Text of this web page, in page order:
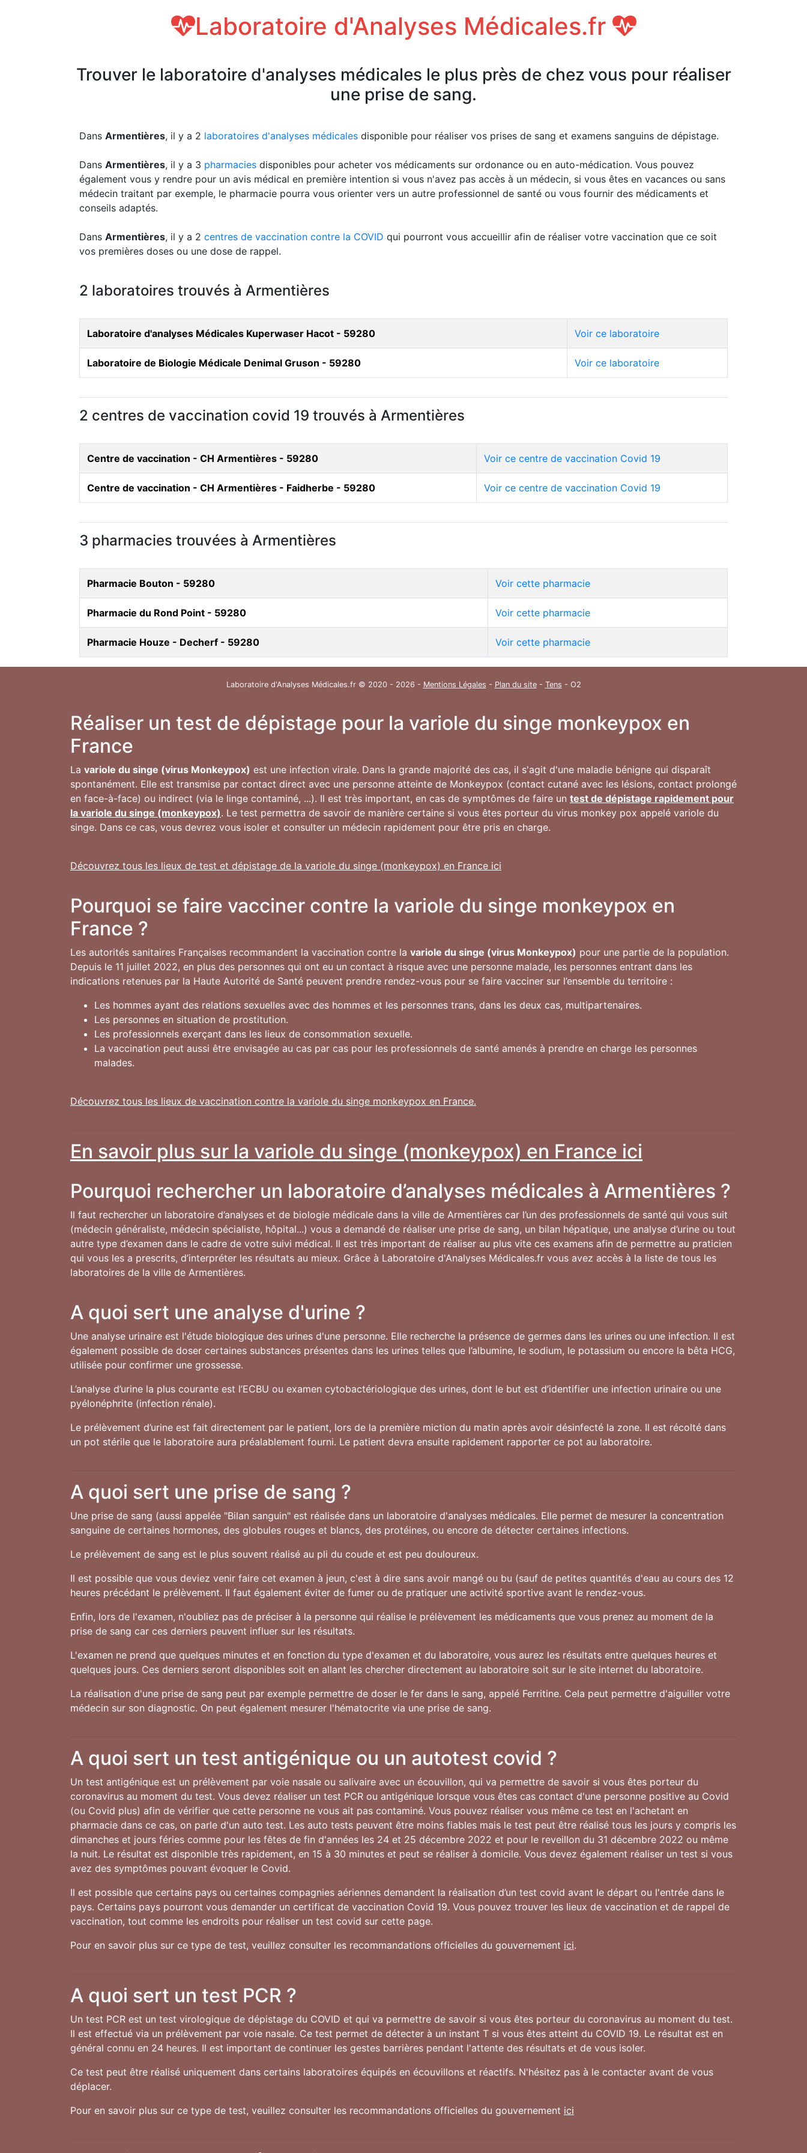
Laboratoire d'Analyses Médicales.fr
Trouver le laboratoire d'analyses médicales le plus près de chez vous pour réaliser
une prise de sang.
Dans Armentières, il y a 2 laboratoires d'analyses médicales disponible pour réaliser vos prises de sang et examens sanguins de dépistage.
Dans Armentières, il y a 3 pharmacies disponibles pour acheter vos médicaments sur ordonance ou en auto-médication. Vous pouvez
également vous y rendre pour un avis médical en première intention si vous n'avez pas accès à un médecin, si vous êtes en vacances ou sans
médecin traitant par exemple, le pharmacie pourra vous orienter vers un autre professionnel de santé ou vous fournir des médicaments et
conseils adaptés.
Dans Armentières, il y a 2 centres de vaccination contre la COVID qui pourront vous accueillir afin de réaliser votre vaccination que ce soit
vos premières doses ou une dose de rappel.
2 laboratoires trouvés à Armentières
Laboratoire d'analyses Médicales Kuperwaser Hacot - 59280 Voir ce laboratoire
Laboratoire de Biologie Médicale Denimal Gruson - 59280 Voir ce laboratoire
2 centres de vaccination covid 19 trouvés à Armentières
Centre de vaccination - CH Armentières - 59280 Voir ce centre de vaccination Covid 19
Centre de vaccination - CH Armentières - Faidherbe - 59280 Voir ce centre de vaccination Covid 19
3 pharmacies trouvées à Armentières
Pharmacie Bouton - 59280 Voir cette pharmacie
Pharmacie du Rond Point - 59280 Voir cette pharmacie
Pharmacie Houze - Decherf - 59280 Voir cette pharmacie
Laboratoire d'Analyses Médicales.fr © 2020 - 2026 - Mentions Légales - Plan du site- Tens - O2
Réaliser un test de dépistage pour la variole du singe monkeypox en
France
La variole du singe (virus Monkeypox) est une infection virale. Dans la grande majorité des cas, il s'agit d'une maladie bénigne qui disparaît
spontanément. Elle est transmise par contact direct avec une personne atteinte de Monkeypox (contact cutané avec les lésions, contact prolongé
en face-à-face) ou indirect (via le linge contaminé, ...). Il est très important, en cas de symptômes de faire un test de dépistage rapidement pour
la variole du singe (monkeypox). Le test permettra de savoir de manière certaine si vous êtes porteur du virus monkey pox appelé variole du
singe. Dans ce cas, vous devrez vous isoler et consulter un médecin rapidement pour être pris en charge.
Découvrez tous les lieux de test et dépistage de la variole du singe (monkeypox) en France ici
Pourquoi se faire vacciner contre la variole du singe monkeypox en
France ?
Les autorités sanitaires Françaises recommandent la vaccination contre la variole du singe (virus Monkeypox) pour une partie de la population.
Depuis le 11 juillet 2022, en plus des personnes qui ont eu un contact à risque avec une personne malade, les personnes entrant dans les
indications retenues par la Haute Autorité de Santé peuvent prendre rendez-vous pour se faire vacciner sur l’ensemble du territoire :
Les hommes ayant des relations sexuelles avec des hommes et les personnes trans, dans les deux cas, multipartenaires.
Les personnes en situation de prostitution.
Les professionnels exerçant dans les lieux de consommation sexuelle.
La vaccination peut aussi être envisagée au cas par cas pour les professionnels de santé amenés à prendre en charge les personnes
malades.
Découvrez tous les lieux de vaccination contre la variole du singe monkeypox en France.
En savoir plus sur la variole du singe (monkeypox) en France ici
Pourquoi rechercher un laboratoire d’analyses médicales à Armentières ?
Il faut rechercher un laboratoire d’analyses et de biologie médicale dans la ville de Armentières car l’un des professionnels de santé qui vous suit
(médecin généraliste, médecin spécialiste, hôpital...) vous a demandé de réaliser une prise de sang, un bilan hépatique, une analyse d’urine ou tout
autre type d’examen dans le cadre de votre suivi médical. Il est très important de réaliser au plus vite ces examens afin de permettre au praticien
qui vous les a prescrits, d’interpréter les résultats au mieux. Grâce à Laboratoire d'Analyses Médicales.fr vous avez accès à la liste de tous les
laboratoires de la ville de Armentières.
A quoi sert une analyse d'urine ?
Une analyse urinaire est l'étude biologique des urines d'une personne. Elle recherche la présence de germes dans les urines ou une infection. Il est
également possible de doser certaines substances présentes dans les urines telles que l’albumine, le sodium, le potassium ou encore la bêta HCG,
utilisée pour confirmer une grossesse.
L’analyse d’urine la plus courante est l’ECBU ou examen cytobactériologique des urines, dont le but est d’identifier une infection urinaire ou une
pyélonéphrite (infection rénale).
Le prélèvement d’urine est fait directement par le patient, lors de la première miction du matin après avoir désinfecté la zone. Il est récolté dans
un pot stérile que le laboratoire aura préalablement fourni. Le patient devra ensuite rapidement rapporter ce pot au laboratoire.
A quoi sert une prise de sang ?
Une prise de sang (aussi appelée "Bilan sanguin" est réalisée dans un laboratoire d'analyses médicales. Elle permet de mesurer la concentration
sanguine de certaines hormones, des globules rouges et blancs, des protéines, ou encore de détecter certaines infections.
Le prélèvement de sang est le plus souvent réalisé au pli du coude et est peu douloureux.
Il est possible que vous deviez venir faire cet examen à jeun, c'est à dire sans avoir mangé ou bu (sauf de petites quantités d'eau au cours des 12
heures précédant le prélèvement. Il faut également éviter de fumer ou de pratiquer une activité sportive avant le rendez-vous.
Enfin, lors de l'examen, n'oubliez pas de préciser à la personne qui réalise le prélèvement les médicaments que vous prenez au moment de la
prise de sang car ces derniers peuvent influer sur les résultats.
L'examen ne prend que quelques minutes et en fonction du type d'examen et du laboratoire, vous aurez les résultats entre quelques heures et
quelques jours. Ces derniers seront disponibles soit en allant les chercher directement au laboratoire soit sur le site internet du laboratoire.
La réalisation d'une prise de sang peut par exemple permettre de doser le fer dans le sang, appelé Ferritine. Cela peut permettre d'aiguiller votre
médecin sur son diagnostic. On peut également mesurer l'hématocrite via une prise de sang.
A quoi sert un test antigénique ou un autotest covid ?
Un test antigénique est un prélèvement par voie nasale ou salivaire avec un écouvillon, qui va permettre de savoir si vous êtes porteur du
coronavirus au moment du test. Vous devez réaliser un test PCR ou antigénique lorsque vous êtes cas contact d'une personne positive au Covid
(ou Covid plus) afin de vérifier que cette personne ne vous ait pas contaminé. Vous pouvez réaliser vous même ce test en l'achetant en
pharmacie dans ce cas, on parle d'un auto test. Les auto tests peuvent être moins fiables mais le test peut être réalisé tous les jours y compris les
dimanches et jours féries comme pour les fêtes de fin d'années les 24 et 25 décembre 2022 et pour le reveillon du 31 décembre 2022 ou même
la nuit. Le résultat est disponible très rapidement, en 15 à 30 minutes et peut se réaliser à domicile. Vous devez également réaliser un test si vous
avez des symptômes pouvant évoquer le Covid.
Il est possible que certains pays ou certaines compagnies aériennes demandent la réalisation d’un test covid avant le départ ou l'entrée dans le
pays. Certains pays pourront vous demander un certificat de vaccination Covid 19. Vous pouvez trouver les lieux de vaccination et de rappel de
vaccination, tout comme les endroits pour réaliser un test covid sur cette page.
Pour en savoir plus sur ce type de test, veuillez consulter les recommandations officielles du gouvernement ici.
A quoi sert un test PCR ?
Un test PCR est un test virologique de dépistage du COVID et qui va permettre de savoir si vous êtes porteur du coronavirus au moment du test.
Il est effectué via un prélèvement par voie nasale. Ce test permet de détecter à un instant T si vous êtes atteint du COVID 19. Le résultat est en
général connu en 24 heures. Il est important de continuer les gestes barrières pendant l'attente des résultats et de vous isoler.
Ce test peut être réalisé uniquement dans certains laboratoires équipés en écouvillons et réactifs. N'hésitez pas à le contacter avant de vous
déplacer.
Pour en savoir plus sur ce type de test, veuillez consulter les recommandations officielles du gouvernement ici